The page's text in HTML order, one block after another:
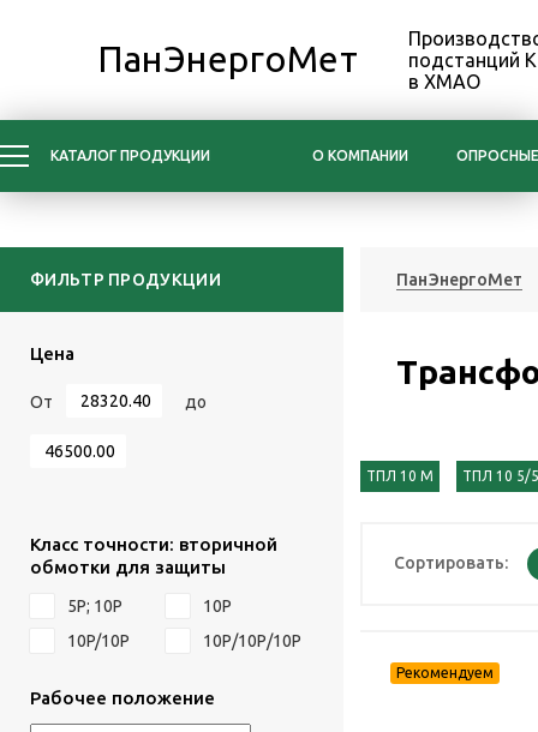
ПанЭнергоМет
подстанций
в ХМАО
КАТАЛОГ ПРОДУКЦИИ О КОМПАНИИ
ФИЛЬТР ПРОДУКЦИИ
Цена
От до
Класс точности: вторичной
обмотки для защиты
5Р; 10Р
10P
10P/10P
10Р/10Р/10Р
Рабочее положение
ПанЭнергоМет
ТПЛ 10 М ТПЛ 10 5/5
Сортировать: